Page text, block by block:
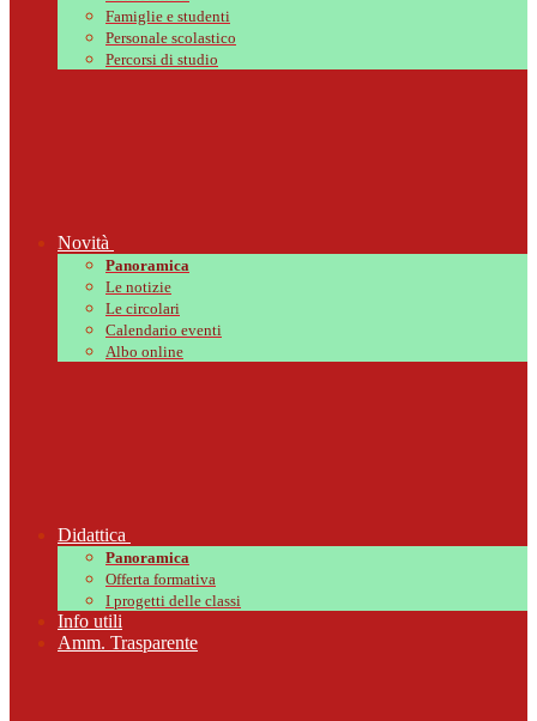
Famiglie e studenti
Personale scolastico
Percorsi di studio
Novità
Panoramica
Le notizie
Le circolari
Calendario eventi
Albo online
Didattica
Panoramica
Offerta formativa
I progetti delle classi
Info utili
Amm. Trasparente